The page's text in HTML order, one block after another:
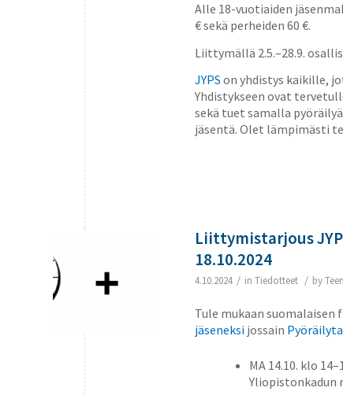
Alle 18-vuotiaiden
€ sekä perheiden 60 €.
Liittymällä 2.5.–28.9.
JYPS on yhdistys kaikille,
Yhdistykseen ovat
sekä tuet samalla
jäsentä. Olet lämpimästi
Liittymistarjous
18.10.2024
4.10.2024 / in Tiedotteet / by
Tule mukaan
jäseneksi jossain
MA 14.10. klo
Yliopistonkadun